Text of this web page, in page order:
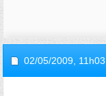
02/05/2009, 11h03